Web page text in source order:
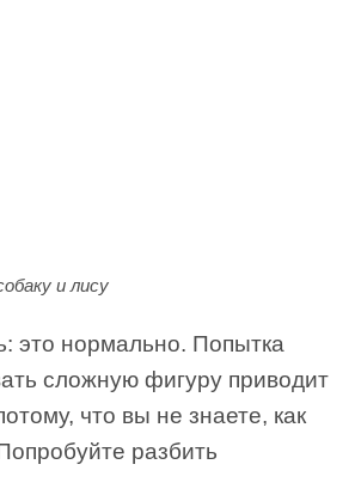
и лису
это нормально. Попытка
сложную фигуру приводит
что вы не знаете, как
разбить